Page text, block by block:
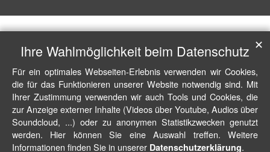
Ihre Wahlmöglichkeit beim Datenschutz
Für ein optimales Webseiten-Erlebnis verwenden wir Cookies,
die für das Funktionieren unserer Website notwendig sind. Mit
Ihrer Zustimmung verwenden wir auch Tools und Cookies, die
zur Anzeige externer Inhalte (Videos über Youtube, Audios über
Soundcloud, ...) oder zu anonymen Statistikzwecken genutzt
werden. Hier können Sie eine Auswahl treffen. Weitere
Informationen finden Sie in unserer Datenschutzerklärung.
✕